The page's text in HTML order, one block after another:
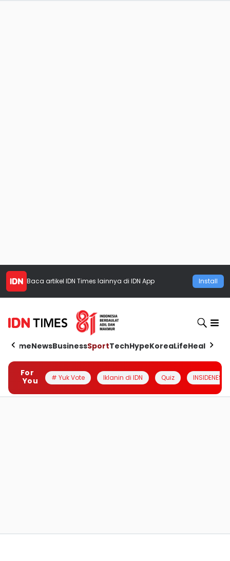
Baca artikel IDN Times lainnya di IDN App Install
HomeNewsBusinessSportTechHypeKoreaLifeHealth
For
You
# Yuk Vote Iklanin di IDN Quiz INSIDENESIA